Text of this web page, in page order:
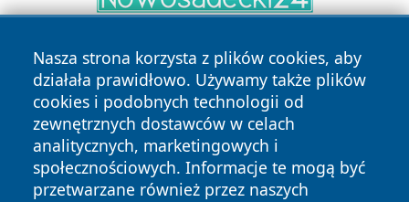
Nasza strona korzysta z plików cookies, aby
działała prawidłowo. Używamy także plików
cookies i podobnych technologii od
zewnętrznych dostawców w celach
analitycznych, marketingowych i
społecznościowych. Informacje te mogą być
przetwarzane również przez naszych
Copyright © 2026 echobialystok.pl Wszystkie prawa
zastrzeżone.